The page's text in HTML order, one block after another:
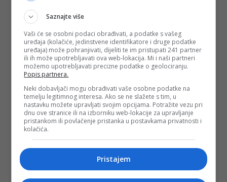
PODIJELI NA
Depo.bapratite putem društvenih mrežaTwitteriFacebook
Saznajte više
Vaši će se osobni podaci obrađivati, a podatke s vašeg
uređaja (kolačiće, jedinstvene identifikatore i druge podatke
uređaja) može pohranjivati, dijeliti te im pristupati 241 partner
ili ih može upotrebljavati ova web-lokacija. Mi i naši partneri
možemo upotrebljavati precizne podatke o geolociranju.
Popis partnera.
Neki dobavljači mogu obrađivati vaše osobne podatke na
temelju legitimnog interesa. Ako se ne slažete s tim, u
nastavku možete upravljati svojim opcijama. Potražite vezu pri
dnu ove stranice ili na izborniku web-lokacije za upravljanje
pristankom ili povlačenje pristanka u postavkama privatnosti i
kolačića.
Pristajem